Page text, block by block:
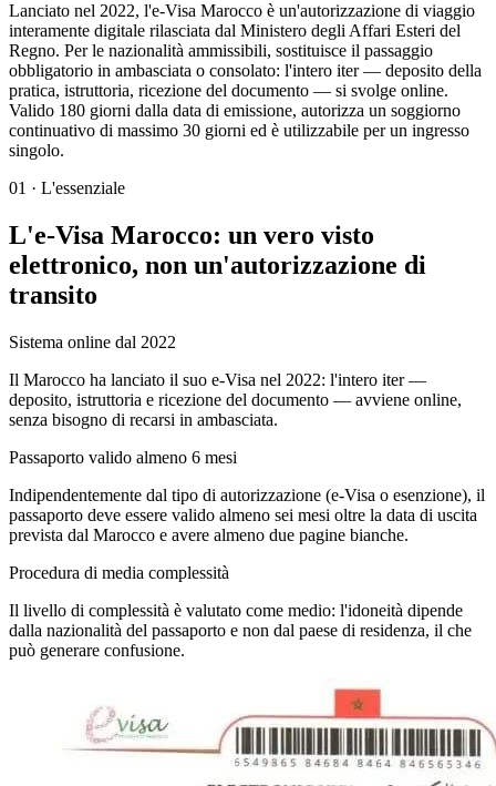
Lanciato nel 2022, l'e-Visa Marocco è un'autorizzazione di viaggio
interamente digitale rilasciata dal Ministero degli Affari Esteri del
Regno. Per le nazionalità ammissibili, sostituisce il passaggio
obbligatorio in ambasciata o consolato: l'intero iter — deposito della
pratica, istruttoria, ricezione del documento — si svolge online.
Valido 180 giorni dalla data di emissione, autorizza un soggiorno
continuativo di massimo 30 giorni ed è utilizzabile per un ingresso
singolo.
01 · L'essenziale
L'e-Visa Marocco: un vero visto
elettronico, non un'autorizzazione di
transito
Sistema online dal 2022
Il Marocco ha lanciato il suo e-Visa nel 2022: l'intero iter —
deposito, istruttoria e ricezione del documento — avviene online,
senza bisogno di recarsi in ambasciata.
Passaporto valido almeno 6 mesi
Indipendentemente dal tipo di autorizzazione (e-Visa o esenzione), il
passaporto deve essere valido almeno sei mesi oltre la data di uscita
prevista dal Marocco e avere almeno due pagine bianche.
Procedura di media complessità
Il livello di complessità è valutato come medio: l'idoneità dipende
dalla nazionalità del passaporto e non dal paese di residenza, il che
può generare confusione.